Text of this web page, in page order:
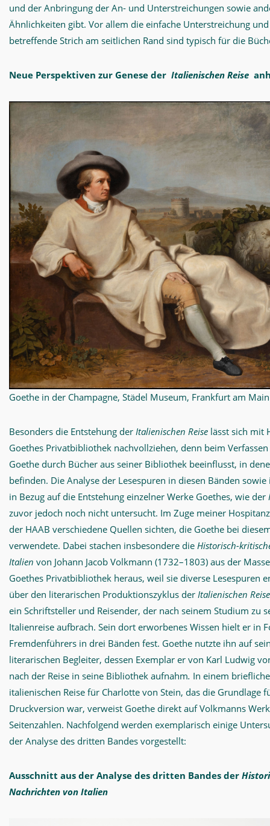
und der Anbringung der An- und Unterstreichungen sowie
Ähnlichkeiten gibt. Vor allem die einfache Unterstreichung
betreffende Strich am seitlichen Rand sind typisch für die
Neue Perspektiven zur Genese der Italienischen Reise
Goethe in der Champagne, Städel Museum, Frankfurt am
Besonders die Entstehung der Italienischen Reise lässt sich mit
Goethes Privatbibliothek nachvollziehen, denn beim
Goethe durch Bücher aus seiner Bibliothek beeinflusst, in
befinden. Die Analyse der Lesespuren in diesen Bänden
in Bezug auf die Entstehung einzelner Werke Goethes, wie der
zuvor jedoch noch nicht untersucht. Im Zuge meiner
der HAAB verschiedene Quellen sichten, die Goethe bei
verwendete. Dabei stachen insbesondere die Historisch-
Italien von Johann Jacob Volkmann (1732–1803) aus der
Goethes Privatbibliothek heraus, weil sie diverse Lesespuren
über den literarischen Produktionszyklus der Italienischen Reise
ein Schriftsteller und Reisender, der nach seinem Studium zu
Italienreise aufbrach. Sein dort erworbenes Wissen hielt er in
Fremdenführers in drei Bänden fest. Goethe nutzte ihn auf
literarischen Begleiter, dessen Exemplar er von Karl Ludwig
nach der Reise in seine Bibliothek aufnahm. In einem
italienischen Reise für Charlotte von Stein, das die Grundlage
Druckversion war, verweist Goethe direkt auf Volkmanns
Seitenzahlen. Nachfolgend werden exemplarisch einige
der Analyse des dritten Bandes vorgestellt:
Ausschnitt aus der Analyse des dritten Bandes der
Nachrichten von Italien